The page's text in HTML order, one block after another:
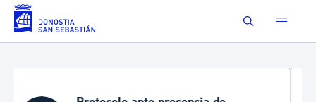
Saltar al contenido principal Buscar